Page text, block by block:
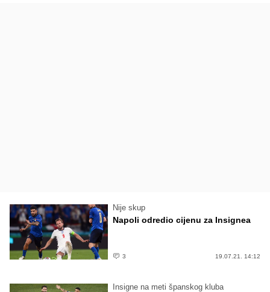
Nije skup
Napoli odredio cijenu za Insignea
3 19.07.21. 14:12
Insigne na meti španskog kluba